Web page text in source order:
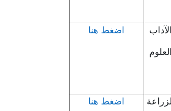
اضغط هنا
اضغط هنا